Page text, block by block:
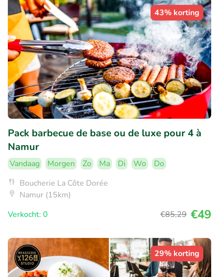
43% korting
Pack barbecue de base ou de luxe pour 4 à
Namur
Vandaag Morgen Zo Ma Di Wo
Do
Boucherie La Côte Dorée
Namur (15km)
Verkocht: 0
€85,29 €49
29% korting